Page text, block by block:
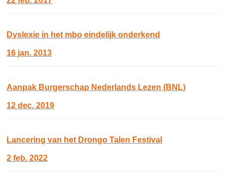
Dyslexie in het mbo eindelijk onderkend
16 jan. 2013
Aanpak Burgerschap Nederlands Lezen (BNL)
12 dec. 2019
Lancering van het Drongo Talen Festival
2 feb. 2022